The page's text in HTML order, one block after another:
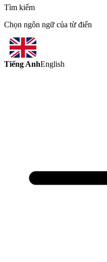
Tìm kiếm
Chọn ngôn ngữ của từ điển
Tiếng AnhEnglish